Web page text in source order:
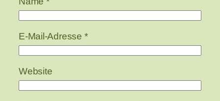
E-Mail-Adresse *
Website